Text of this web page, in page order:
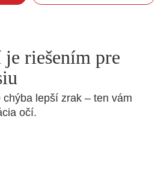
riešením pre
lepší zrak – ten vám
očí.